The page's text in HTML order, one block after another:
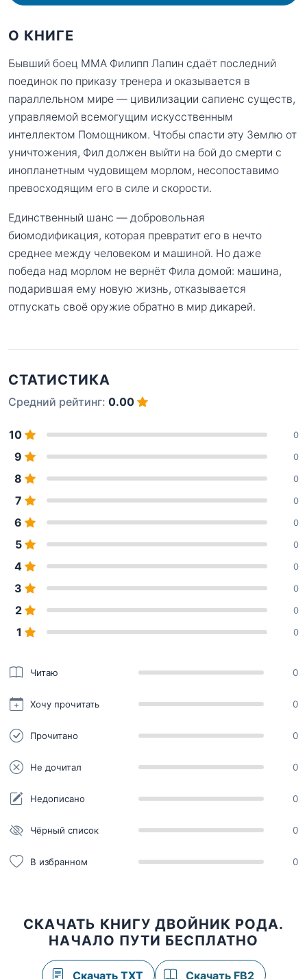
О КНИГЕ
Бывший боец ММА Филипп Лапин сдаёт последний
поединок по приказу тренера и оказывается в
параллельном мире — цивилизации сапиенс существ,
управляемой всемогущим искусственным
интеллектом Помощником. Чтобы спасти эту Землю от
уничтожения, Фил должен выйти на бой до смерти с
инопланетным чудовищем морлом, несопоставимо
превосходящим его в силе и скорости.
Единственный шанс — добровольная
биомодификация, которая превратит его в нечто
среднее между человеком и машиной. Но даже
победа над морлом не вернёт Фила домой: машина,
подарившая ему новую жизнь, отказывается
отпускать своё оружие обратно в мир дикарей.
СТАТИСТИКА
Средний рейтинг: 0.00
10 0
9 0
8 0
7 0
6 0
5 0
4 0
3 0
2 0
1 0
Читаю 0
Хочу прочитать 0
Прочитано 0
Не дочитал 0
Недописано 0
Чёрный список 0
В избранном 0
СКАЧАТЬ КНИГУ ДВОЙНИК РОДА.
НАЧАЛО ПУТИ БЕСПЛАТНО
Скачать TXT Скачать FB2